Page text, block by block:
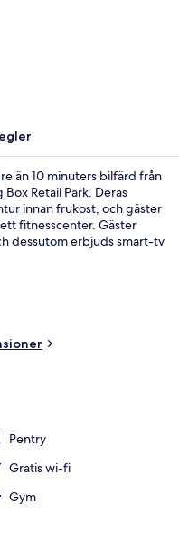
än 10 minuters bilfärd från
Retail Park. Deras
innan frukost, och gäster
fitnesscenter. Gäster
dessutom erbjuds smart-tv
Pentry
Gratis wi-fi
Gym